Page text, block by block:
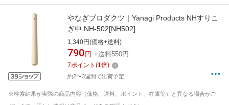
やなぎプロダクツ｜Yanagi Products NHすりこ
ぎ中 NH-502[NH502]
1,340円(価格+送料)
790 円 +送料550円
7ポイント (1倍)
約2〜3週間で出荷予定
※検索結果が実際の商品内容（価格、送料、ポイント、在庫等）と異なる場合がご